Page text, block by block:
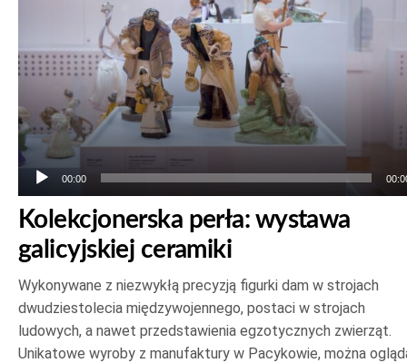
00:00
Kolekcjonerska perła: wystawa
galicyjskiej ceramiki
Wykonywane z niezwykłą precyzją figurki dam w strojach
dwudziestolecia międzywojennego, postaci w strojach
ludowych, a nawet przedstawienia egzotycznych zwierząt.
Unikatowe wyroby z manufaktury w Pacykowie, można